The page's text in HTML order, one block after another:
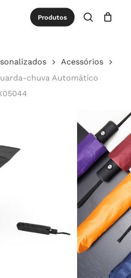
Produtos
procurar
Close
Acessórios
chuva Automático